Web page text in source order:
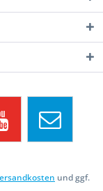
und ggf.